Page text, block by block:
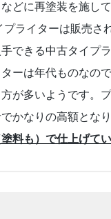
どに再塗装を施し
ライターは販売さ
できる中古タイプ
ーは年代ものなの
が多いようです。
かなりの高額とな
料も）で仕上げてい